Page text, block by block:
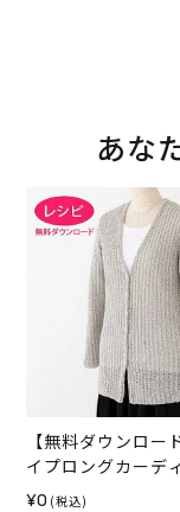
あな
【無料ダウンロー
イプロングカーデ
（レシピ）
¥0 (税込)